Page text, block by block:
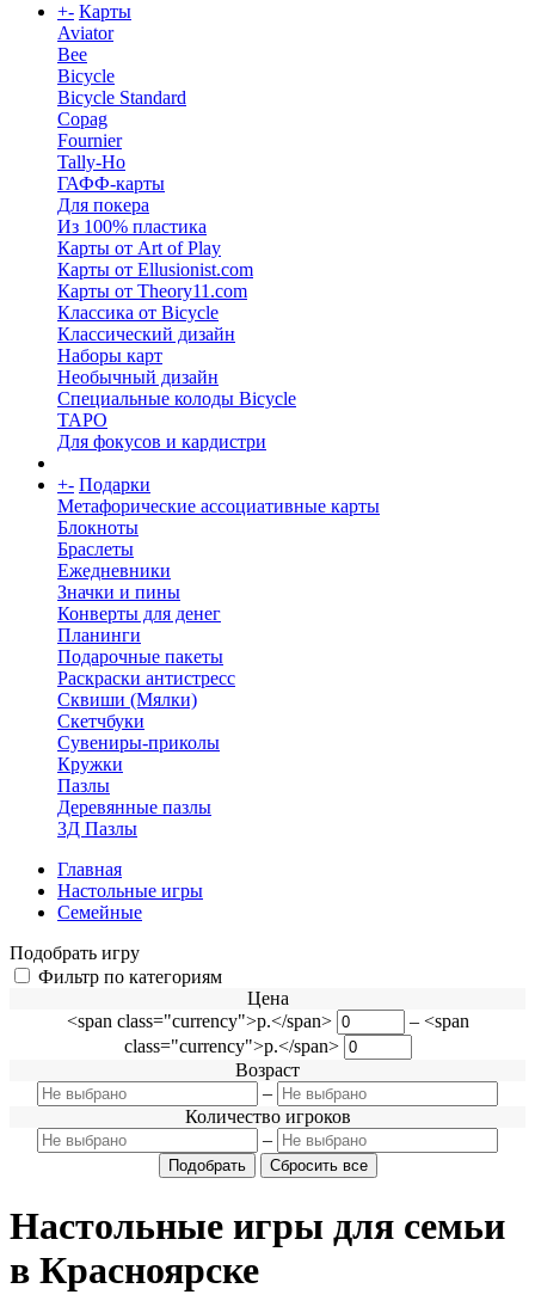
+- Карты
Aviator
Bee
Bicycle
Bicycle Standard
Copag
Fournier
Tally-Ho
ГАФФ-карты
Для покера
Из 100% пластика
Карты от Art of Play
Карты от Ellusionist.com
Карты от Theory11.com
Классика от Bicycle
Классический дизайн
Наборы карт
Необычный дизайн
Специальные колоды Bicycle
ТАРО
Для фокусов и кардистри
+- Подарки
Метафорические ассоциативные карты
Блокноты
Браслеты
Ежедневники
Значки и пины
Конверты для денег
Планинги
Подарочные пакеты
Раскраски антистресс
Сквиши (Мялки)
Скетчбуки
Сувениры-приколы
Кружки
Пазлы
Деревянные пазлы
3Д Пазлы
Главная
Настольные игры
Семейные
Подобрать игру
Фильтр по категориям
Цена
<span class="currency">р.</span>
– <span
class="currency">р.</span>
Возраст
–
Количество игроков
–
Настольные игры для семьи
в Красноярске